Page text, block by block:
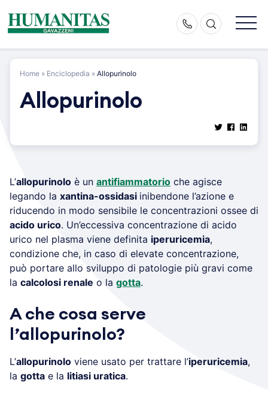
content
Home » Enciclopedia » Allopurinolo
Allopurinolo
L’allopurinolo è un antifiammatorio che agisce
legando la xantina-ossidasi inibendone l’azione e
riducendo in modo sensibile le concentrazioni ossee di
acido urico. Un’eccessiva concentrazione di acido
urico nel plasma viene definita iperuricemia,
condizione che, in caso di elevate concentrazione,
può portare allo sviluppo di patologie più gravi come
la calcolosi renale o la gotta.
A che cosa serve
l’allopurinolo?
L’allopurinolo viene usato per trattare l’iperuricemia,
la gotta e la litiasi uratica.